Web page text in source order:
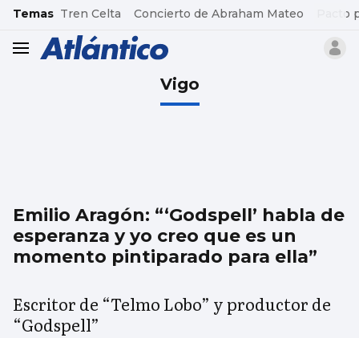
common.go-to-content
Temas Tren Celta Concierto de Abraham Mateo Pacto
header.menu.open
Vigo
Emilio Aragón: “‘Godspell’ habla de
esperanza y yo creo que es un
momento pintiparado para ella”
Escritor de “Telmo Lobo” y productor de
“Godspell”